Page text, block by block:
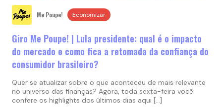
Me Poupe! Economizar
Giro Me Poupe! | Lula presidente: qual é o impacto
do mercado e como fica a retomada da confiança do
consumidor brasileiro?
Quer se atualizar sobre o que aconteceu de mais relevante
no universo das finanças? Agora, toda sexta-feira você
confere os highlights dos últimos dias aqui […]